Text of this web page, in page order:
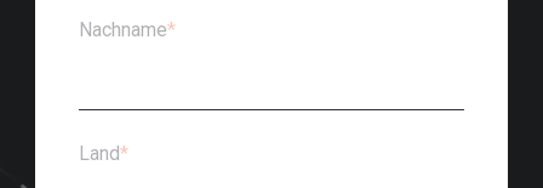
Nachname*
Land*